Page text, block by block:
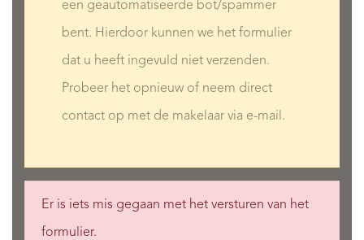
een geautomatiseerde bot/spammer
bent. Hierdoor kunnen we het formulier
dat u heeft ingevuld niet verzenden.
Probeer het opnieuw of neem direct
contact op met de makelaar via e-mail.
Er is iets mis gegaan met het versturen van het
formulier.